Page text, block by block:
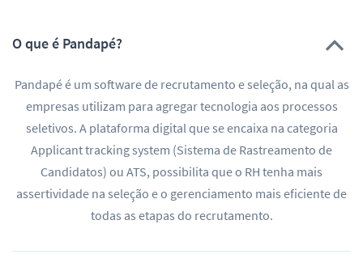
O que é Pandapé?
Pandapé é um software de recrutamento e seleção, na qual as
empresas utilizam para agregar tecnologia aos processos
seletivos. A plataforma digital que se encaixa na categoria
Applicant tracking system (Sistema de Rastreamento de
Candidatos) ou ATS, possibilita que o RH tenha mais
assertividade na seleção e o gerenciamento mais eficiente de
todas as etapas do recrutamento.